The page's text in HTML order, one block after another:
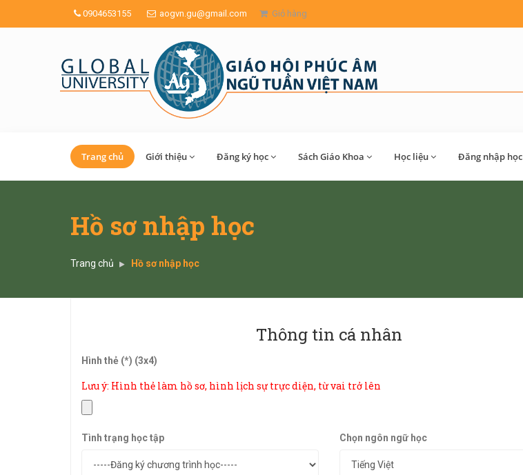
0904653155 aogvn.gu@gmail.com Giỏ hàng
Trang chủ Giới thiệu Đăng ký học Sách Giáo Khoa Học liệu Đăng nhập học
Hồ sơ nhập học
Trang chủ Hồ sơ nhập học
Thông tin cá nhân
Hình thẻ (*) (3x4)
Lưu ý: Hình thẻ làm hồ sơ, hình lịch sự trực diện, từ vai trở lên
Tình trạng học tập Chọn ngôn ngữ học